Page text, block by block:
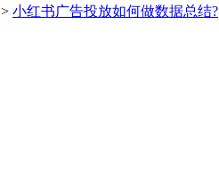
> 小红书广告投放如何做数据总结?